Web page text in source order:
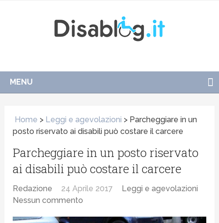
MENU
Home > Leggi e agevolazioni > Parcheggiare in un
posto riservato ai disabili può costare il carcere
Parcheggiare in un posto riservato
ai disabili può costare il carcere
Redazione 24 Aprile 2017
Leggi e agevolazioni
Nessun commento